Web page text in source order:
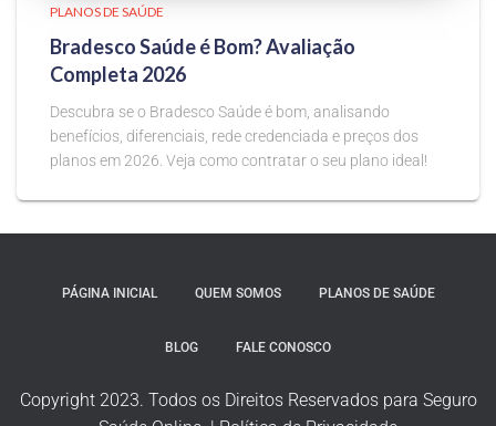
PLANOS DE SAÚDE
Bradesco Saúde é Bom? Avaliação
Completa 2026
Descubra se o Bradesco Saúde é bom, analisando
benefícios, diferenciais, rede credenciada e preços dos
planos em 2026. Veja como contratar o seu plano ideal!
PÁGINA INICIAL QUEM SOMOS PLANOS DE SAÚDE
BLOG FALE CONOSCO
Copyright 2023. Todos os Direitos Reservados para Seguro